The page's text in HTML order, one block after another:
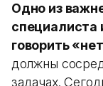
Одно из
специалиста
говорить
должны
задачах.